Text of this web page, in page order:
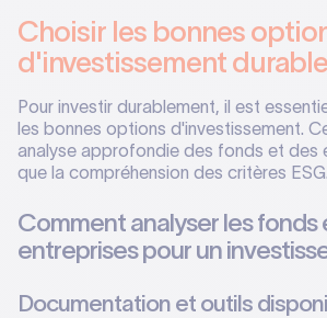
Choisir les bonnes
d'investissement durable
Pour investir durablement, il est
les bonnes options d'investissement.
analyse approfondie des fonds et des
que la compréhension des critères ESG.
Comment analyser les fonds
entreprises pour un
Documentation et outils